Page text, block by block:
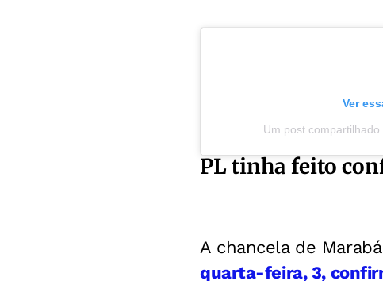
Ver
Um post
PL tinha feito
A chancela de Marabá
quarta-feira, 3,